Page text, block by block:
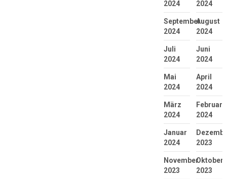
2024 2024
September
2024
August
2024
Juli
2024
Juni
2024
Mai
2024
April
2024
März
2024
Februar
2024
Januar
2024
2023
November
2023
Oktober
2023